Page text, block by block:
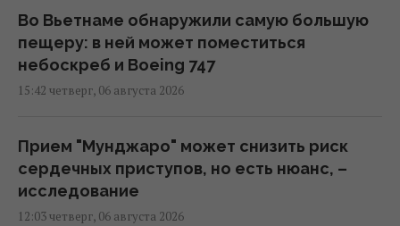
Во Вьетнаме обнаружили самую большую
пещеру: в ней может поместиться
небоскреб и Boeing 747
15:42 четверг, 06 августа 2026
Прием "Мунджаро" может снизить риск
сердечных приступов, но есть нюанс, –
исследование
12:03 четверг, 06 августа 2026